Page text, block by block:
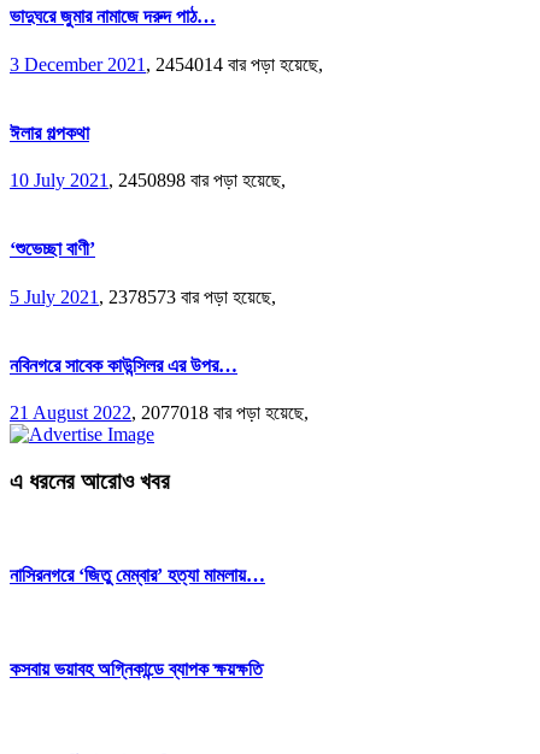
ভাদুঘরে জুমার নামাজে দরুদ পাঠ…
3 December 2021 , 2454014 বার পড়া হয়েছে,
ঈলার গল্পকথা
10 July 2021 , 2450898 বার পড়া হয়েছে,
‘শুভেচ্ছা বাণী’
5 July 2021 , 2378573 বার পড়া হয়েছে,
নবিনগরে সাবেক কাউন্সিলর এর উপর…
21 August 2022, 2077018 বার পড়া হয়েছে,
এ ধরনের আরোও খবর
নাসিরনগরে ‘জিতু মেম্বার’ হত্যা মামলায়…
কসবায় ভয়াবহ অগ্নিকান্ডে ব্যাপক ক্ষয়ক্ষতি